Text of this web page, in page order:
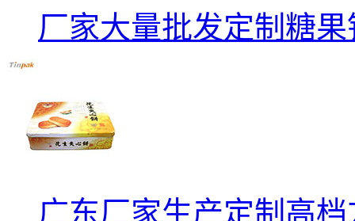
厂家大量批发定制糖
广东厂家生产定制高